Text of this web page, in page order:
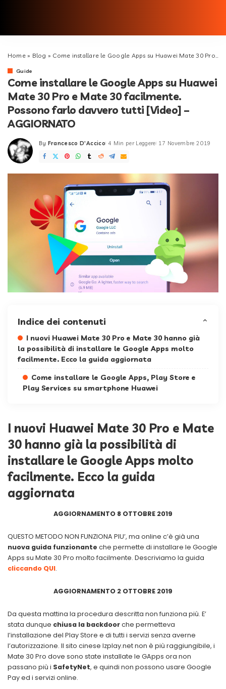
Home» Blog » Come installare le Google Apps su Huawei Mate 30 Pro e Mate 30 facilmente. Possono farlo davvero tutti [Video] – AGGIORNATO
Guide
Come installare le Google Apps su Huawei
Mate 30 Pro e Mate 30 facilmente.
Possono farlo davvero tutti [Video] –
AGGIORNATO
Posted
by
By Francesco D'Accico 4 Min per Leggere 17 Novembre 2019
Indice dei contenuti
I nuovi Huawei Mate 30 Pro e Mate 30 hanno già
la possibilità di installare le Google Apps molto
facilmente. Ecco la guida aggiornata
Come installare le Google Apps, Play Store e
Play Services su smartphone Huawei
I nuovi Huawei Mate 30 Pro e Mate
30 hanno già la possibilità di
installare le Google Apps molto
facilmente. Ecco la guida
aggiornata
AGGIORNAMENTO 8 OTTOBRE 2019
QUESTO METODO NON FUNZIONA PIU’, ma online c’è già una
nuova guida funzionante che permette di installare le Google
Apps su Mate 30 Pro molto facilmente. Descriviamo la guida
cliccando QUI.
AGGIORNAMENTO 2 OTTOBRE 2019
Da questa mattina la procedura descritta non funziona più. E’
stata dunque chiusa la backdoorche permetteva
l’installazione del Play Store e di tutti i servizi senza averne
l’autorizzazione. Il sito cinese lzplay.net non è più raggiungibile, i
Mate 30 Pro dove sono state installate le GApps ora non
passano più i SafetyNet, e quindi non possono usare Google
Pay ed i servizi online.